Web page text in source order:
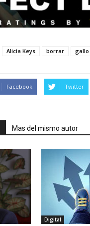
Alicia Keys borrar gallo
Facebook Twitter
Mas del mismo autor
Digital